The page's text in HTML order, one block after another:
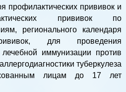
профилактических прививок и
прививок по
регионального календаря
для проведения
иммунизации против
туберкулеза
лицам до 17 лет